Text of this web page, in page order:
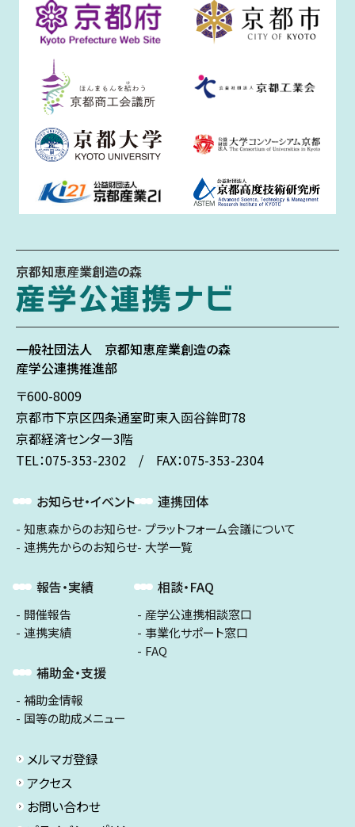
京都知恵産業創造の森
一般社団法人 京都知恵産業創造の森
産学公連携推進部
〒600-8009
京都市下京区四条通室町東入函谷鉾町78
京都経済センター3階
TEL：075-353-2302 / FAX：075-353-2304
お知らせ・イベント
知恵森からのお知らせ
連携先からのお知らせ
報告・実績
開催報告
連携実績
補助金・支援
補助金情報
国等の助成メニュー
連携団体
プラットフォーム会議について
大学一覧
相談・FAQ
産学公連携相談窓口
事業化サポート窓口
FAQ
メルマガ登録
アクセス
お問い合わせ